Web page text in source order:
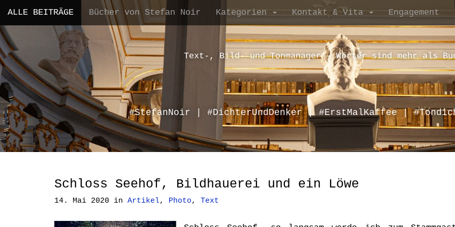
i
n
m
e
n
i
p
t
o
c
n
t
e
n
t
ALLE BEITRÄGE Bücher von Stefan Noir Kategorien Kontakt & Vita Engagement
Text-, Bild- und Tonmanager – Wörter sind mehr als
#StefanNoir | #DichterUndDenker | #ErstMalKaffee |
Schloss Seehof, Bildhauerei und ein Löwe
14. Mai 2020 in Artikel, Photo, Text